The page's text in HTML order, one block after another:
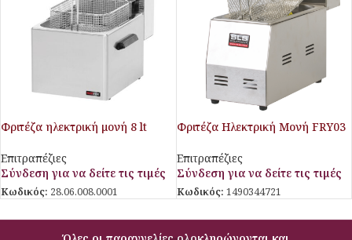
Φριτέζα ηλεκτρική μονή 8 lt
Επιτραπέζιες
Σύνδεση για να δείτε τις τιμές
Κωδικός: 28.06.008.0001
Φριτέζα Ηλεκτρική Μονή FRY03
Επιτραπέζιες
Σύνδεση για να δείτε τις τιμές
Κωδικός: 1490344721
1 2 →